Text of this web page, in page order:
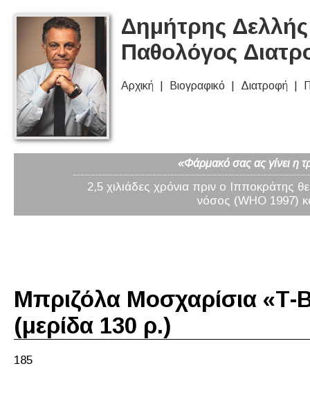
Δημήτρης
Παθολόγος
Αρχική Βιογραφικό Διατροφή
«Φάρμακό σας ας γίνει η
2,5 χιλιάδες χρόνια πριν ο Ιπποκράτης
νόσος (WHO 1997)
Μπριζόλα Μοσχαρίσια
(μερίδα 130 ρ.)
185